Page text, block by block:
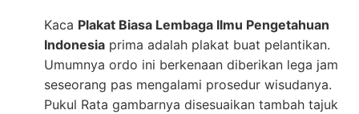
Kaca Plakat Biasa Lembaga Ilmu Pengetahuan
Indonesia prima adalah plakat buat pelantikan.
Umumnya ordo ini berkenaan diberikan lega jam
seseorang pas mengalami prosedur wisudanya.
Pukul Rata gambarnya disesuaikan tambah tajuk